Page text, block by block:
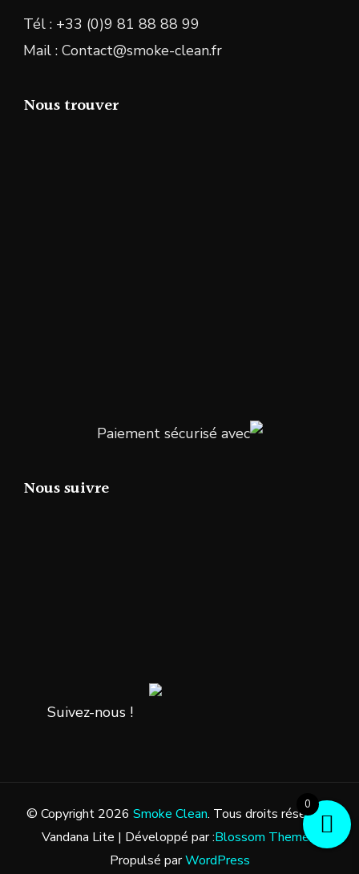
Tél : +33 (0)9 81 88 88 99
Mail : Contact@smoke-clean.fr
Nous trouver
Paiement sécurisé avec
Nous suivre
Suivez-nous !
© Copyright 2026 Smoke Clean. Tous droits réservés.
Vandana Lite | Développé par :Blossom Themes
Propulsé parWordPress
0